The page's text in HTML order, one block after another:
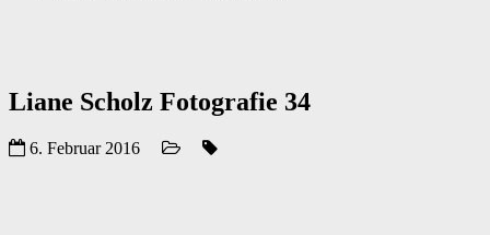
Liane Scholz Fotografie 34
6. Februar 2016